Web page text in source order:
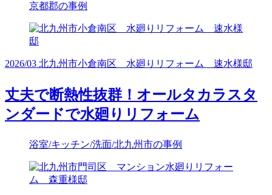
京都郡の事例
2026/03 北九州市小倉南区 水廻りリフォーム 速水様邸
丈夫で断熱性抜群！オールタカラスタ
ンダードで水廻りリフォーム
浴室/キッチン/洗面/北九州市の事例